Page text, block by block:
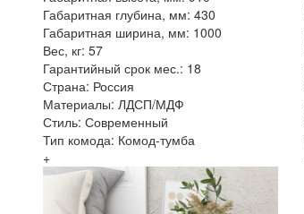
Габаритная глубина, мм: 430
Габаритная ширина, мм: 1000
Вес, кг: 57
Гарантийный срок мес.: 18
Страна: Россия
Материалы: ЛДСП/МДФ
Стиль: Современный
Тип комода: Комод-тумба
+